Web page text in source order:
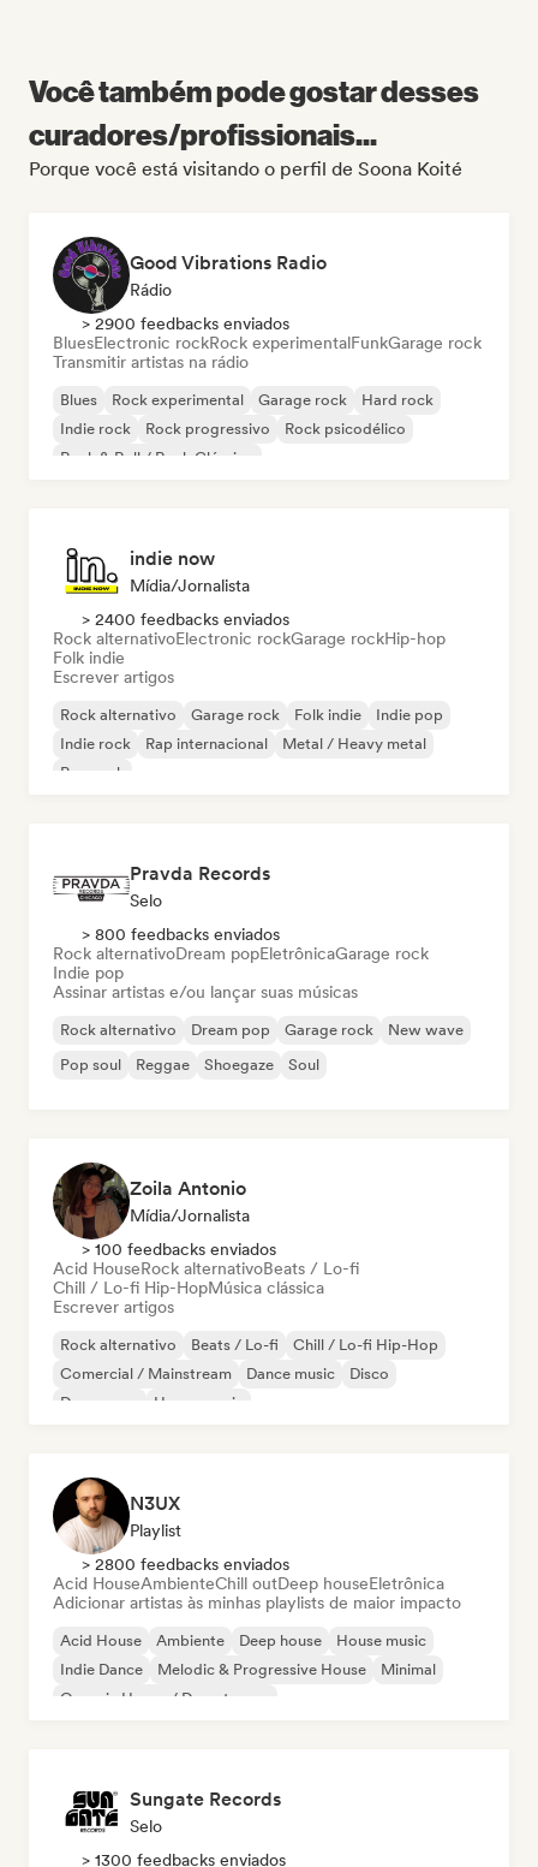
Você também pode gostar desses
curadores/profissionais...
Porque você está visitando o perfil de Soona Koité
Good Vibrations Radio
Rádio
> 2900 feedbacks enviados
BluesElectronic rockRock experimentalFunkGarage rock
Transmitir artistas na rádio
Blues Rock experimental Garage rock
Hard rock
Indie rock
Rock progressivo
Rock psicodélico
Rock & Roll / Rock Clássico
indie now
Mídia/Jornalista
> 2400 feedbacks enviados
Rock alternativoElectronic rockGarage rockHip-hop
Folk indie
Escrever artigos
Rock alternativo Garage rock Folk indie
Indie pop
Indie rock
Rap internacional
Metal / Heavy metal
Pop rock
Pravda Records
Selo
> 800 feedbacks enviados
Rock alternativoDream popEletrônicaGarage rock
Indie pop
Assinar artistas e/ou lançar suas músicas
Rock alternativo Dream pop Garage rock
New wave
Pop soul
Reggae Shoegaze Soul
Zoila Antonio
Mídia/Jornalista
> 100 feedbacks enviados
Acid HouseRock alternativoBeats / Lo-fi
Chill / Lo-fi Hip-HopMúsica clássica
Escrever artigos
Rock alternativo Beats / Lo-fi
Chill / Lo-fi Hip-Hop
Comercial / Mainstream
Dance music
Disco
Dream pop
House music
N3UX
Playlist
> 2800 feedbacks enviados
Acid HouseAmbienteChill outDeep houseEletrônica
Adicionar artistas às minhas playlists de maior impacto
Acid House Ambiente Deep house
House music
Indie Dance
Melodic & Progressive House
Minimal
Organic House / Downtempo
Sungate Records
Selo
> 1300 feedbacks enviados